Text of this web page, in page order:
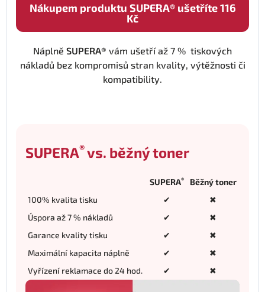
Nákupem produktu SUPERA® ušetříte 116
Kč
Náplně SUPERA® vám ušetří až 7 % tiskových
nákladů bez kompromisů stran kvality, výtěžnosti či
kompatibility.
SUPERA®vs. běžný toner
SUPERA®
Běžný toner
100% kvalita tisku
✔
✖
Úspora až 7 % nákladů
✔
✖
Garance kvality tisku
✔
✖
Maximální kapacita náplně
✔
✖
Vyřízení reklamace do 24 hod.
✔ ✖